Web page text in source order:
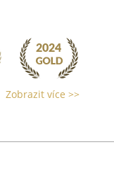
Zobrazit více >>